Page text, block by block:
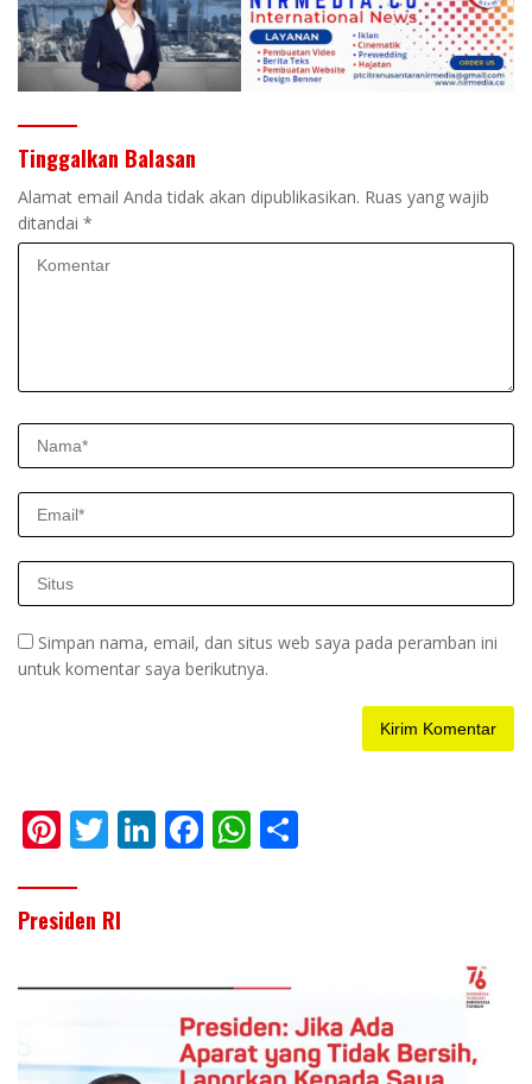
Tinggalkan Balasan
Alamat email Anda tidak akan dipublikasikan. Ruas yang wajib
ditandai *
Simpan nama, email, dan situs web saya pada peramban ini
untuk komentar saya berikutnya.
Pi
er
e
st
T
itt
er
Li
dI
F
o
o
k
W
A
p
p
Presiden RI